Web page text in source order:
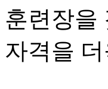
훈련장을
자격을